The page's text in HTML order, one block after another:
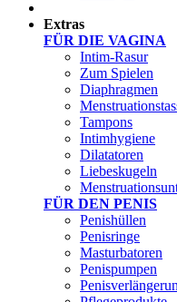
Extras
FÜR DIE VAGINA
Intim-Rasur
Zum Spielen
Diaphragmen
Tampons
Intimhygiene
Dilatatoren
Liebeskugeln
FÜR DEN PENIS
Penishüllen
Penisringe
Masturbatoren
Penispumpen